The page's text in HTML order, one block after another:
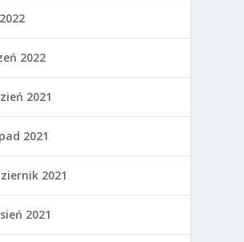
2022
2021
2021
2021
2021